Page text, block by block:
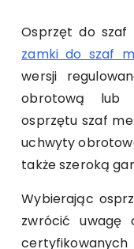
Osprzęt do
zamki do szaf
wersji
obrotową lub
osprzętu szaf
uchwyty
także szeroką
Wybierając
zwrócić